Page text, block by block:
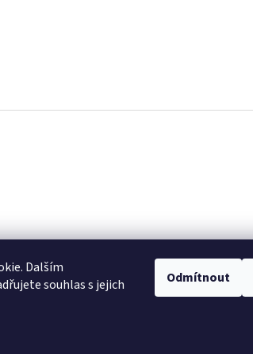
Dalším
souhlas s jejich
Odmítnout